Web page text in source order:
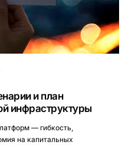
и план
инфраструктуры
— гибкость,
на капитальных